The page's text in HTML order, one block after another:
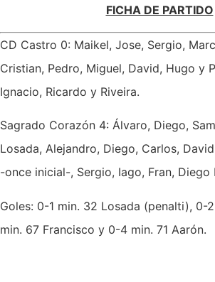
FICHA DE PARTIDO
CD Castro 0: Maikel, Jose, Sergio,
Cristian, Pedro, Miguel, David, Hugo y
Ignacio, Ricardo y Riveira.
Sagrado Corazón 4: Álvaro, Diego,
Losada, Alejandro, Diego, Carlos,
-once inicial-, Sergio, Iago, Fran, Diego
Goles: 0-1 min. 32 Losada (penalti), 0-
min. 67 Francisco y 0-4 min. 71 Aarón.